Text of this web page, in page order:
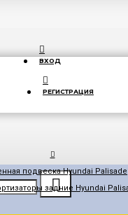
ВХОД
РЕГИСТРАЦИЯ
подвеска Hyundai Palisade
задние Hyundai